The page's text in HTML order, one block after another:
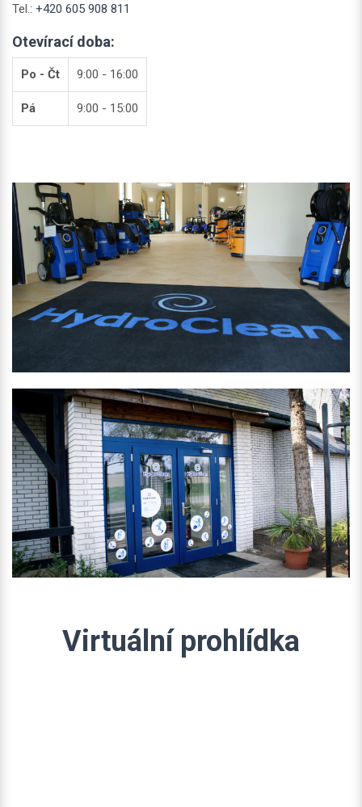
Tel.: +420 605 908 811
Otevírací doba:
Po - Čt 9:00 - 16:00
Pá 9:00 - 15:00
Virtuální prohlídka